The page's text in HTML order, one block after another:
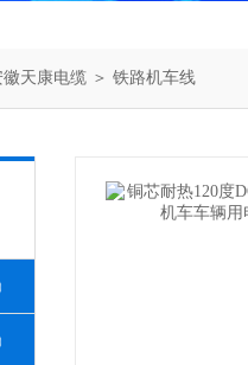
徽天康电缆 ＞ 铁路机车线